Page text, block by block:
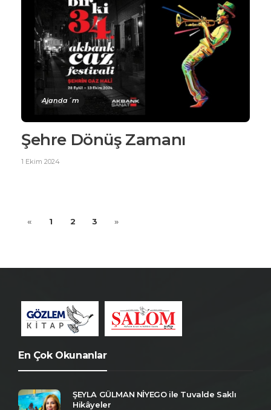
Ajanda´m
Şehre Dönüş Zamanı
1 Ekim 2024
« 1 2 3 »
En Çok Okunanlar
ŞEYLA GÜLMAN NİYEGO ile Tuvalde Saklı
Hikâyeler